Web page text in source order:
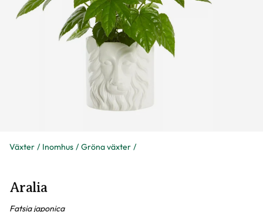
Växter Inomhus Gröna växter
Aralia
Fatsia japonica